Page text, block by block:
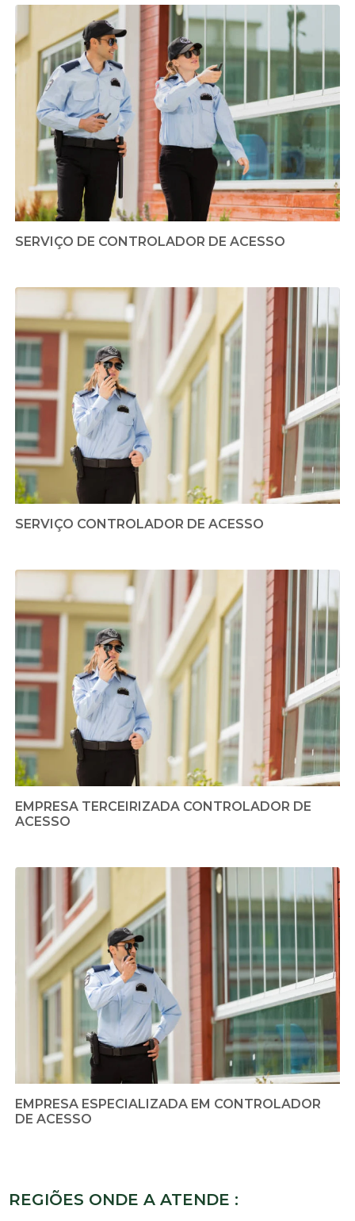
SERVIÇO DE CONTROLADOR DE ACESSO
SERVIÇO CONTROLADOR DE ACESSO
EMPRESA TERCEIRIZADA CONTROLADOR DE
ACESSO
EMPRESA ESPECIALIZADA EM CONTROLADOR
DE ACESSO
REGIÕES ONDE A ATENDE :